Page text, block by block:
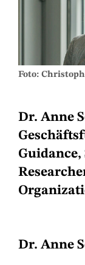
Foto:
Dr. Anne
Dr. Anne